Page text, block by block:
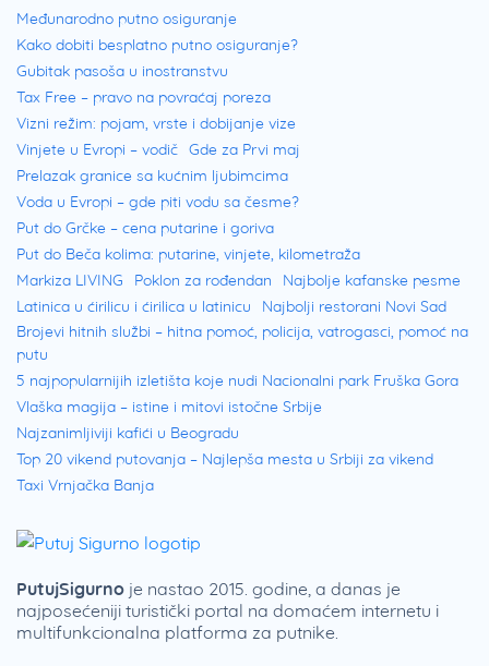
Međunarodno putno osiguranje
Kako dobiti besplatno putno osiguranje?
Gubitak pasoša u inostranstvu
Tax Free – pravo na povraćaj poreza
Vizni režim: pojam, vrste i dobijanje vize
Vinjete u Evropi – vodič Gde za Prvi maj
Prelazak granice sa kućnim ljubimcima
Voda u Evropi – gde piti vodu sa česme?
Put do Grčke – cena putarine i goriva
Put do Beča kolima: putarine, vinjete, kilometraža
Markiza LIVING
Poklon za rođendan
Najbolje kafanske pesme
Latinica u ćirilicu i ćirilica u latinicu
Najbolji restorani Novi Sad
Brojevi hitnih službi – hitna pomoć, policija, vatrogasci, pomoć na
putu
5 najpopularnijih izletišta koje nudi Nacionalni park Fruška Gora
Vlaška magija – istine i mitovi istočne Srbije
Najzanimljiviji kafići u Beogradu
Top 20 vikend putovanja – Najlepša mesta u Srbiji za vikend
Taxi Vrnjačka Banja
PutujSigurno je nastao 2015. godine, a danas je
najposećeniji turistički portal na domaćem internetu i
multifunkcionalna platforma za putnike.